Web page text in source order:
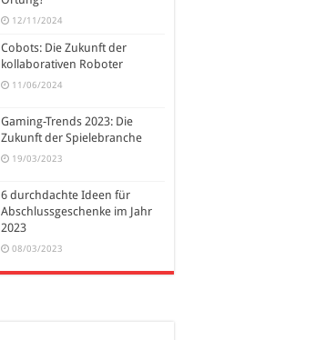
12/11/2024
Cobots: Die Zukunft der
kollaborativen Roboter
11/06/2024
Gaming-Trends 2023: Die
Zukunft der Spielebranche
19/03/2023
6 durchdachte Ideen für
Abschlussgeschenke im Jahr
2023
08/03/2023